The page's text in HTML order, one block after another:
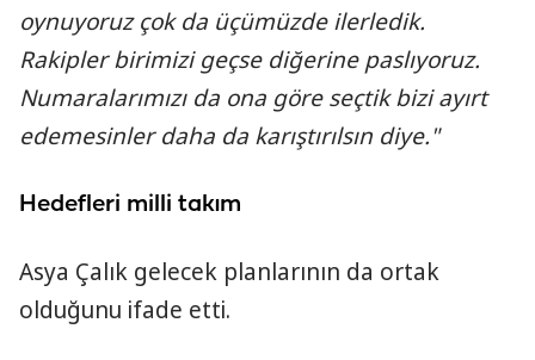
oynuyoruz çok da üçümüzde ilerledik.
Rakipler birimizi geçse diğerine paslıyoruz.
Numaralarımızı da ona göre seçtik bizi ayırt
edemesinler daha da karıştırılsın diye."
Hedefleri milli takım
Asya Çalık gelecek planlarının da ortak
olduğunu ifade etti.